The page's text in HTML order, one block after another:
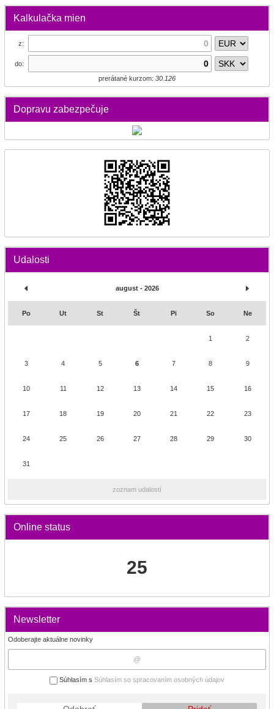
Kalkulačka mien
z:
do:
prerátané kurzom: 30.126
Dopravu zabezpečuje
Udalosti
august - 2026
Po Ut St Št Pi So Ne
1 2
3 4 5 6 7 8 9
10 11 12 13 14 15 16
17 18 19 20 21 22 23
24 25 26 27 28 29 30
31
zoznam udalostí
Online status
25
Newsletter
Odoberajte aktuálne novinky
Súhlasím s Súhlasím so spracovaním osobných údajov